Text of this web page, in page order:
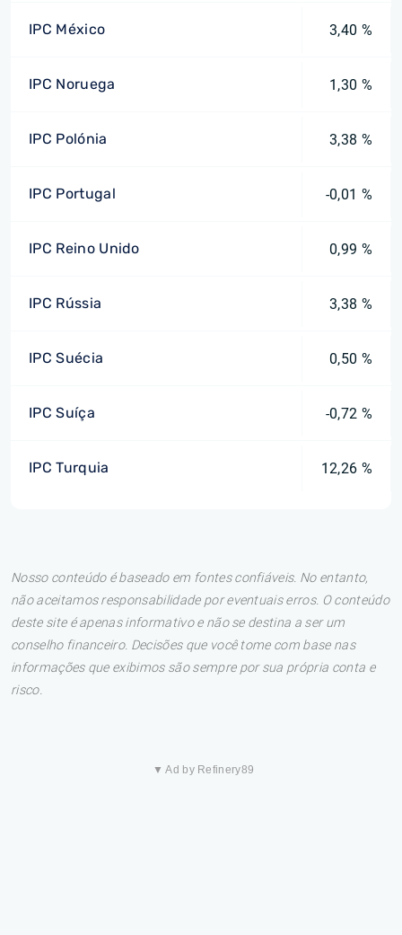
IPC México 3,40 %
IPC Noruega 1,30 %
IPC Polónia 3,38 %
IPC Portugal -0,01 %
IPC Reino Unido 0,99 %
IPC Rússia 3,38 %
IPC Suécia 0,50 %
IPC Suíça -0,72 %
IPC Turquia 12,26 %
Nosso conteúdo é baseado em fontes confiáveis. No entanto,
não aceitamos responsabilidade por eventuais erros. O conteúdo
deste site é apenas informativo e não se destina a ser um
conselho financeiro. Decisões que você tome com base nas
informações que exibimos são sempre por sua própria conta e
risco.
▼ Ad by Refinery89